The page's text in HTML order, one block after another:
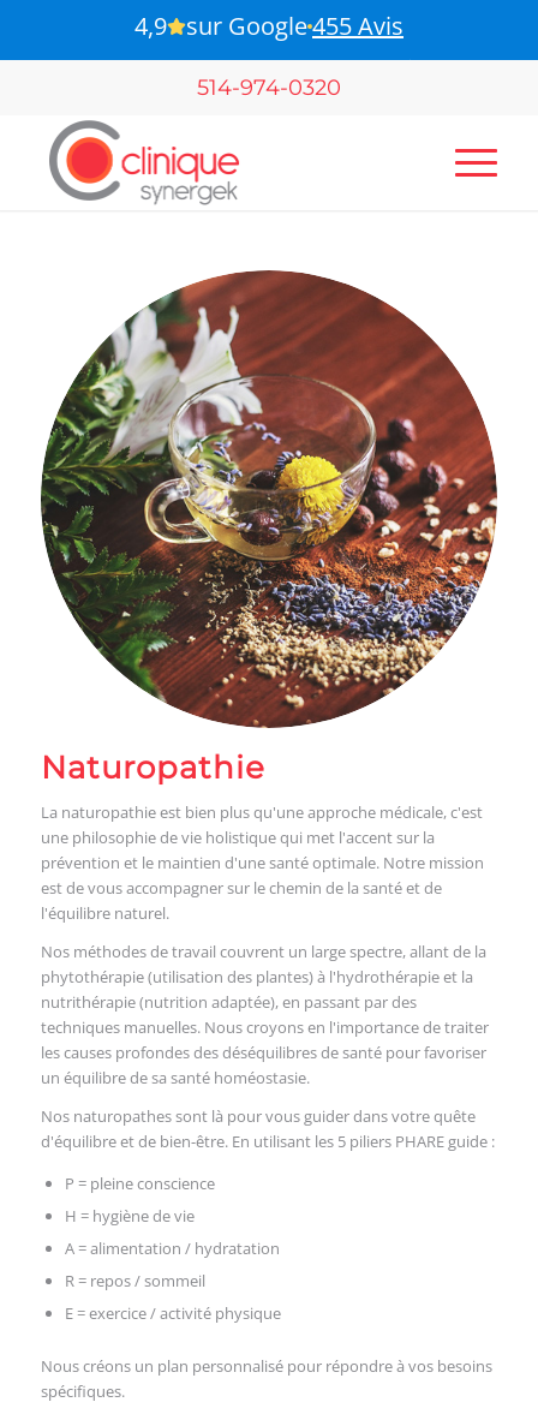
4,9 sur Google455 Avis
B-Pulse - Pour votre santé pelvienne
514-974-0320
Naturopathie
La naturopathie est bien plus qu'une approche médicale, c'est
une philosophie de vie holistique qui met l'accent sur la
prévention et le maintien d'une santé optimale. Notre mission
est de vous accompagner sur le chemin de la santé et de
l'équilibre naturel.
Nos méthodes de travail couvrent un large spectre, allant de la
phytothérapie (utilisation des plantes) à l'hydrothérapie et la
nutrithérapie (nutrition adaptée), en passant par des
techniques manuelles. Nous croyons en l'importance de traiter
les causes profondes des déséquilibres de santé pour favoriser
un équilibre de sa santé homéostasie.
Nos naturopathes sont là pour vous guider dans votre quête
d'équilibre et de bien-être. En utilisant les 5 piliers PHARE guide :
P = pleine conscience
H = hygiène de vie
A = alimentation / hydratation
R = repos / sommeil
E = exercice / activité physique
Nous créons un plan personnalisé pour répondre à vos besoins
spécifiques.